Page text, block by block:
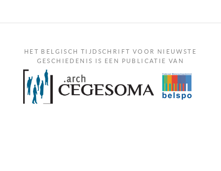
HET BELGISCH TIJDSCHRIFT VOOR NIEUWSTE
GESCHIEDENIS IS EEN PUBLICATIE VAN